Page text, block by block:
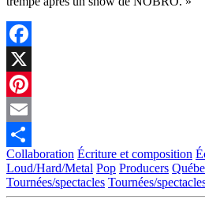
Facebook
X
Pinterest
Email
Partager
Collaboration Écriture et composition
Loud/Hard/Metal Pop Producers
Tournées/spectacles Tournées/